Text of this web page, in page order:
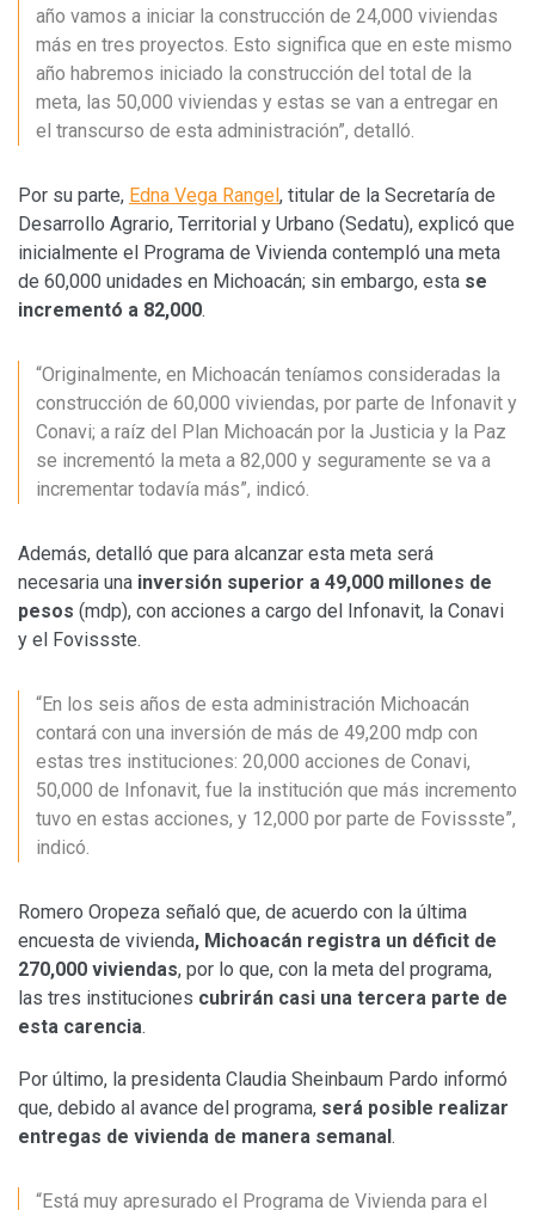
año vamos a iniciar la construcción de 24,000 viviendas
más en tres proyectos. Esto significa que en este mismo
año habremos iniciado la construcción del total de la
meta, las 50,000 viviendas y estas se van a entregar en
el transcurso de esta administración”, detalló.
Por su parte, Edna Vega Rangel, titular de la Secretaría de
Desarrollo Agrario, Territorial y Urbano (Sedatu), explicó que
inicialmente el Programa de Vivienda contempló una meta
de 60,000 unidades en Michoacán; sin embargo, esta se
incrementó a 82,000.
“Originalmente, en Michoacán teníamos consideradas la
construcción de 60,000 viviendas, por parte de Infonavit y
Conavi; a raíz del Plan Michoacán por la Justicia y la Paz
se incrementó la meta a 82,000 y seguramente se va a
incrementar todavía más”, indicó.
Además, detalló que para alcanzar esta meta será
necesaria una inversión superior a 49,000 millones de
pesos (mdp), con acciones a cargo del Infonavit, la Conavi
y el Fovissste.
“En los seis años de esta administración Michoacán
contará con una inversión de más de 49,200 mdp con
estas tres instituciones: 20,000 acciones de Conavi,
50,000 de Infonavit, fue la institución que más incremento
tuvo en estas acciones, y 12,000 por parte de Fovissste”,
indicó.
Romero Oropeza señaló que, de acuerdo con la última
encuesta de vivienda, Michoacán registra un déficit de
270,000 viviendas, por lo que, con la meta del programa,
las tres instituciones cubrirán casi una tercera parte de
esta carencia.
Por último, la presidenta Claudia Sheinbaum Pardo informó
que, debido al avance del programa, será posible realizar
entregas de vivienda de manera semanal.
“Está muy apresurado el Programa de Vivienda para el